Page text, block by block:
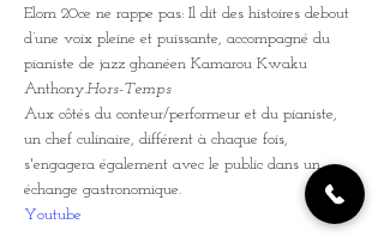
Elom 20ce ne rappe pas: Il dit des histoires debout
d’une voix pleine et puissante, accompagné du
pianiste de jazz ghanéen Kamarou Kwaku
Anthony.Hors-Temps
Aux côtés du conteur/performeur et du pianiste,
un chef culinaire, différent à chaque fois,
s'engagera également avec le public dans un
échange gastronomique.
Youtube